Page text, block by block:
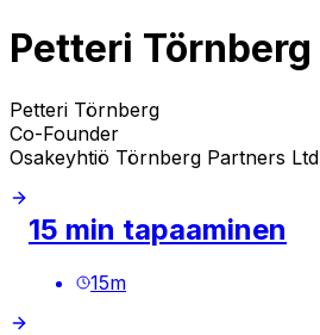
Petteri Törnberg
Petteri Törnberg
Co-Founder
Osakeyhtiö Törnberg Partners Ltd
15 min tapaaminen
15m